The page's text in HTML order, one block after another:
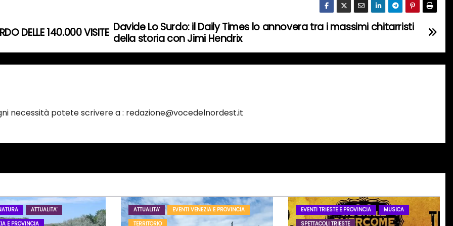
Davide Lo Surdo: il Daily Times lo annovera tra i massimi chitarristi
della storia con Jimi Hendrix
DELLE 140.000 VISITE
necessità potete scrivere a : redazione@vocedelnordest.it
ATTUALITA'
E PROVINCIA
ATTUALITA'
EVENTI VENEZIA E PROVINCIA
TERRITORIO
EVENTI TRIESTE E PROVINCIA
MUSICA
SPETTACOLI TRIESTE